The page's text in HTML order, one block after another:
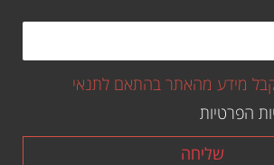
מידע מהאתר בהתאם לתנאי
הפרטיות
שליחה